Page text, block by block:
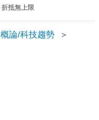
折抵無上限
概論/科技趨勢
＞